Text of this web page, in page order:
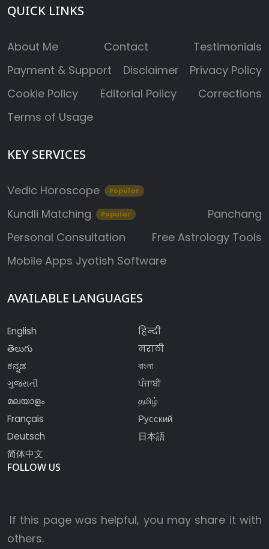
QUICK LINKS
About Me Contact
Testimonials
Payment & Support
Disclaimer
Privacy Policy
Cookie Policy
Editorial Policy
Corrections
Terms of Usage
KEY SERVICES
Vedic Horoscope Popular
Kundli Matching Popular
Panchang
Personal Consultation
Free Astrology Tools
Mobile Apps Jyotish Software
AVAILABLE LANGUAGES
English
हिन्दी
తెలుగు
मराठी
ಕನ್ನಡ
বাংলা
ગુજરાતી
ਪੰਜਾਬੀ
മലയാളം
தமிழ்
Français
Русский
Deutsch
日本語
简体中文
FOLLOW US
If this page was helpful, you may share it with
others.